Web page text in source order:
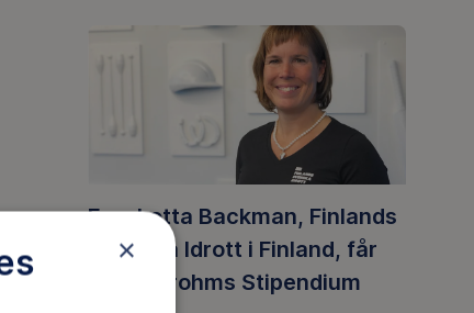
Eva-Lotta Backman, Finlands
Svenska Idrott i Finland, får
Gösta Frohms Stipendium
×